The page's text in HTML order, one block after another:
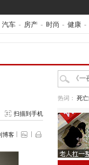
汽车 - 房产 - 时尚 - 健康 -
扫描到手机
博客
热词： 死